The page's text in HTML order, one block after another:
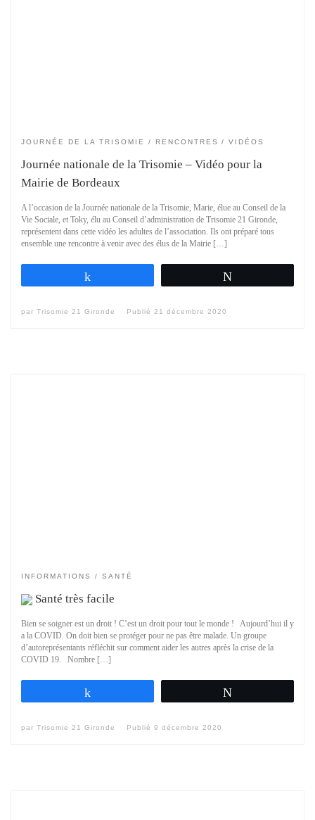
JOURNÉE DE LA TRISOMIE RENCONTRES VIDÉOS
Journée nationale de la Trisomie – Vidéo pour la
Mairie de Bordeaux
A l’occasion de la Journée nationale de la Trisomie, Marie, élue au Conseil de la
Vie Sociale, et Toky, élu au Conseil d’administration de Trisomie 21 Gironde,
représentent dans cette vidéo les adultes de l’association. Ils ont préparé tous
ensemble une rencontre à venir avec des élus de la Mairie […]
par Trisomie 21 Gironde Publié 21 décembre 2020
INFORMATIONS SANTÉ
Santé très facile
Bien se soigner est un droit ! C’est un droit pour tout le monde ! Aujourd’hui il y
a la COVID. On doit bien se protéger pour ne pas être malade. Un groupe
d’autoreprésentants réfléchit sur comment aider les autres après la crise de la
COVID 19. Nombre […]
par Trisomie 21 Gironde Publié 9 décembre 2020